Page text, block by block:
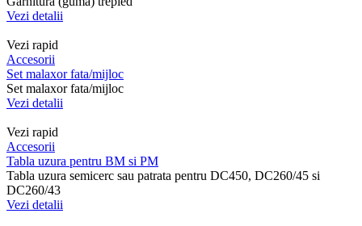
Vezi detalii
Vezi rapid
Accesorii
Set malaxor fata/mijloc
Set malaxor fata/mijloc
Vezi detalii
Vezi rapid
Accesorii
Tabla uzura pentru BM si PM
Tabla uzura semicerc sau patrata pentru DC450, DC260/45 si
DC260/43
Vezi detalii